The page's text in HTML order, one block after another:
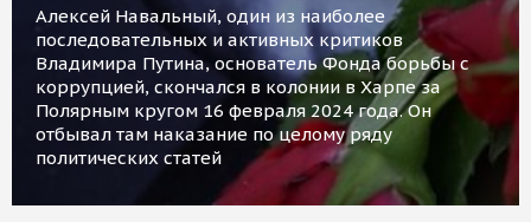
Алексей Навальный, один из наиболее
последовательных и активных критиков
Владимира Путина, основатель Фонда борьбы с
коррупцией, скончался в колонии в Харпе за
Полярным кругом 16 февраля 2024 года. Он
отбывал там наказание по целому ряду
политических статей